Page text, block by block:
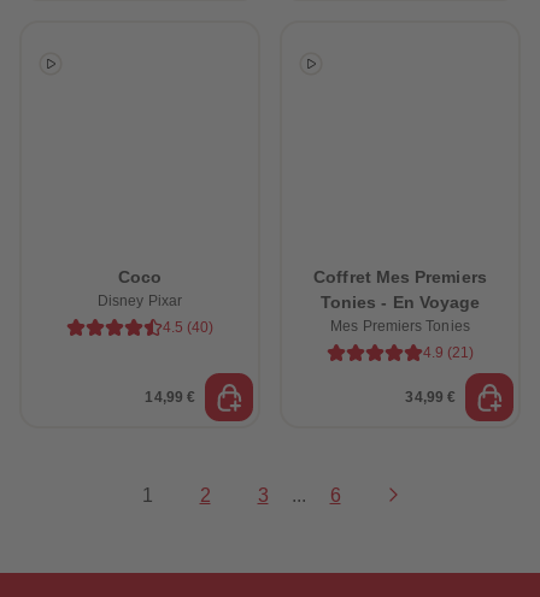
Coco
Disney Pixar
4.5 (40)
14,99 €
Coffret Mes Premiers
Tonies - En Voyage
Mes Premiers Tonies
4.9 (21)
34,99 €
1 2 3 ... 6